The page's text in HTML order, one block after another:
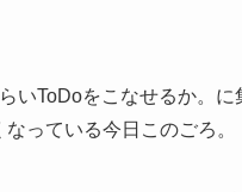
いToDoをこなせるか。に
っている今日このごろ。